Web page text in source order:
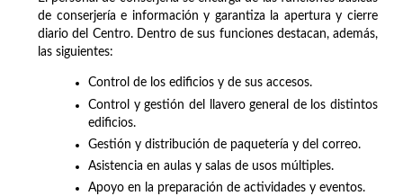
de conserjería e información y garantiza la apertura y cierre
diario del Centro. Dentro de sus funciones destacan, además,
las siguientes:
Control de los edificios y de sus accesos.
Control y gestión del llavero general de los distintos
edificios.
Gestión y distribución de paquetería y del correo.
Asistencia en aulas y salas de usos múltiples.
Apoyo en la preparación de actividades y eventos.